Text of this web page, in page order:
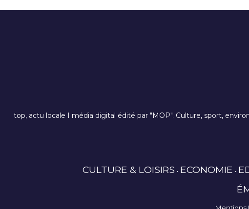
top, actu locale I média digital édité par "MOP". Culture, sport,
CULTURE & LOISIRS ECONOMIE
Mentions